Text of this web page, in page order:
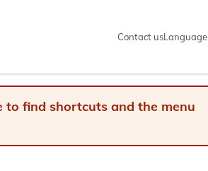
Contact usLanguage
to find shortcuts and the menu